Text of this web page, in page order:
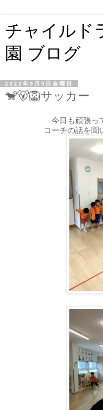
チャイルド
園 ブログ
2022年9月9日金曜日
🐒🐻🦁サッカー
今日も頑張っ
コーチの話を聞